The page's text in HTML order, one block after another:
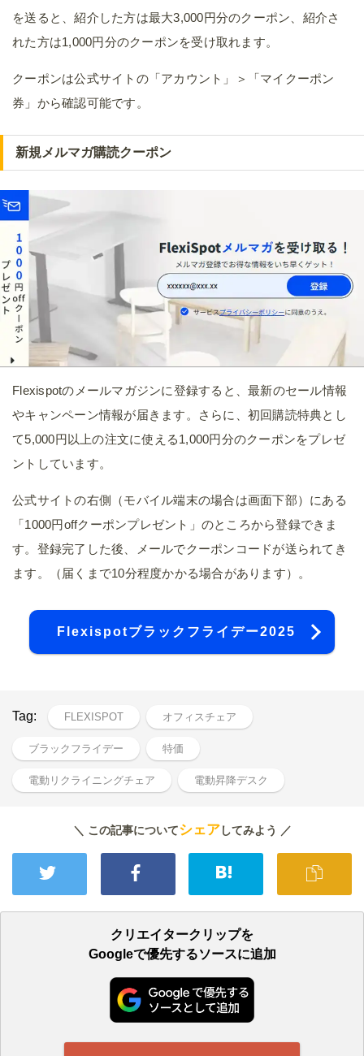
を送ると、紹介した方は最大3,000円分のクーポン、紹介さ
れた方は1,000円分のクーポンを受け取れます。
クーポンは公式サイトの「アカウント」＞「マイクーポン
券」から確認可能です。
新規メルマガ購読クーポン
Flexispotのメールマガジンに登録すると、最新のセール情報
やキャンペーン情報が届きます。さらに、初回購読特典とし
て5,000円以上の注文に使える1,000円分のクーポンをプレゼ
ントしています。
公式サイトの右側（モバイル端末の場合は画面下部）にある
「1000円offクーポンプレゼント」のところから登録できま
す。登録完了した後、メールでクーポンコードが送られてき
ます。（届くまで10分程度かかる場合があります）。
Flexispotブラックフライデー2025
Tag: FLEXISPOT オフィスチェア
ブラックフライデー 特価
電動リクライニングチェア 電動昇降デスク
＼ この記事についてシェアしてみよう ／
クリエイタークリップを
Googleで優先するソースに追加